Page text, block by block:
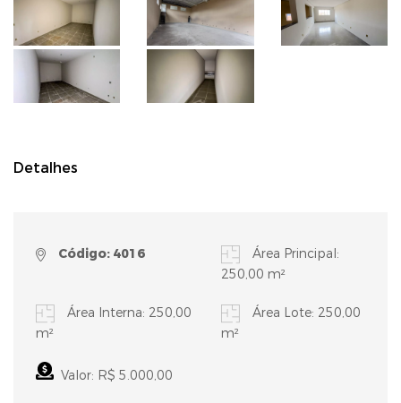
Detalhes
Código: 4016
Área Principal:
250,00 m²
Área Interna: 250,00
m²
Área Lote: 250,00
m²
Valor: R$ 5.000,00